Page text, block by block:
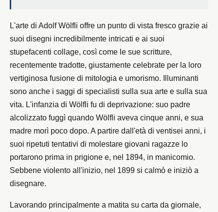
L'arte di Adolf Wölfli offre un punto di vista fresco grazie ai
suoi disegni incredibilmente intricati e ai suoi
stupefacenti collage, così come le sue scritture,
recentemente tradotte, giustamente celebrate per la loro
vertiginosa fusione di mitologia e umorismo. Illuminanti
sono anche i saggi di specialisti sulla sua arte e sulla sua
vita. L'infanzia di Wölfli fu di deprivazione: suo padre
alcolizzato fuggì quando Wölfli aveva cinque anni, e sua
madre morì poco dopo. A partire dall'età di ventisei anni, i
suoi ripetuti tentativi di molestare giovani ragazze lo
portarono prima in prigione e, nel 1894, in manicomio.
Sebbene violento all'inizio, nel 1899 si calmò e iniziò a
disegnare.
Lavorando principalmente a matita su carta da giornale,